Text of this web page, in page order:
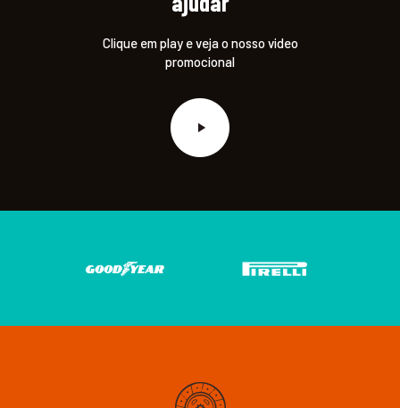
Clique em play e veja o nosso video
promocional